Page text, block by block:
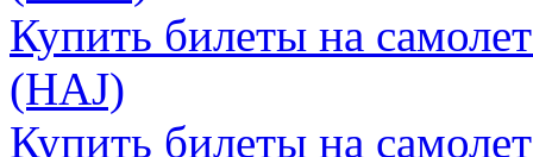
Купить билеты на
(HAJ)
Купить билеты на